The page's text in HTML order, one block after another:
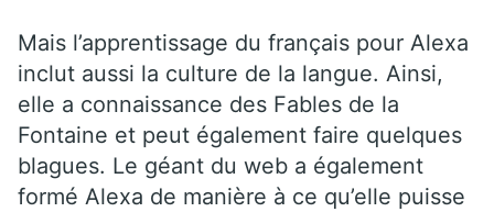
Mais l’apprentissage du français pour Alexa
inclut aussi la culture de la langue. Ainsi,
elle a connaissance des Fables de la
Fontaine et peut également faire quelques
blagues. Le géant du web a également
formé Alexa de manière à ce qu’elle puisse